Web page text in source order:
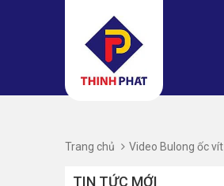
Trang chủ Video Bulong ốc vít
TIN TỨC MỚI